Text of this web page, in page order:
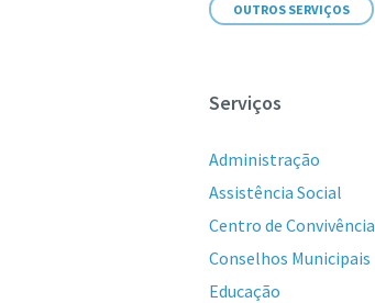
OUTROS SERVIÇOS
Serviços
Administração
Assistência Social
Centro de Convivência
Conselhos Municipais
Educação